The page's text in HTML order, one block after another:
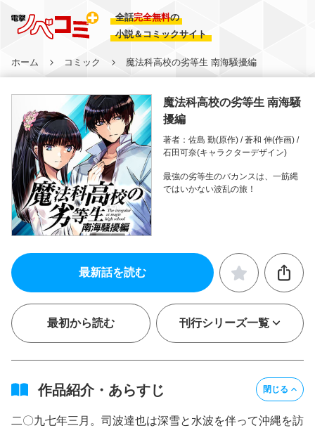
全話完全無料の
小説＆コミックサイト
ホーム コミック 魔法科高校の劣等生 南海騒擾編
魔法科高校の劣等生 南海騒
擾編
著者：佐島 勤(原作) / 蒼和 伸(作画) /
石田可奈(キャラクターデザイン)
最強の劣等生のバカンスは、一筋縄
ではいかない波乱の旅！
最新話を読む
最初から読む 刊行シリーズ一覧
作品紹介・あらすじ 閉じる
二〇九七年三月。司波達也は深雪と水波を伴って沖縄を訪